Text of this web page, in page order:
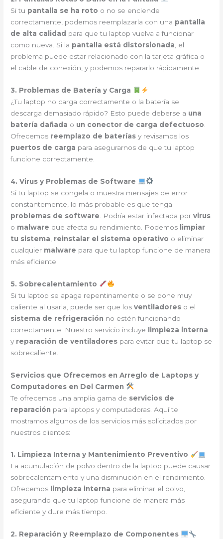
Si tu pantalla se ha roto o no se enciende
correctamente, podemos reemplazarla con una pantalla
de alta calidad para que tu laptop vuelva a funcionar
como nueva. Si la pantalla está distorsionada , el
problema puede estar relacionado con la tarjeta gráfica o
el cable de conexión, y podemos repararlo rápidamente.
3. Problemas de Batería y Carga
¿Tu laptop no carga correctamente o la batería se
descarga demasiado rápido? Esto puede deberse a una
batería dañada o un conector de carga defectuoso
Ofrecemos reemplazo de baterías y revisamos los
puertos de carga para asegurarnos de que tu laptop
funcione correctamente.
4. Virus y Problemas de Software
Si tu laptop se congela o muestra mensajes de error
constantemente, lo más probable es que tenga
problemas de software . Podría estar infectada porvirus
o malware que afecta su rendimiento. Podemos limpiar
tu sistema reinstalar el sistema operativo o eliminar
cualquier malware para que tu laptop funcione de manera
más eficiente.
5. Sobrecalentamiento
Si tu laptop se apaga repentinamente o se pone muy
caliente al usarla, puede ser que losventiladores o el
sistema de refrigeración no estén funcionando
correctamente. Nuestro servicio incluye
limpieza interna
y reparación de ventiladores para evitar que tu laptop se
sobrecaliente.
Servicios que Ofrecemos en Arreglo de Laptops y
Computadores en Del Carmen
Te ofrecemos una amplia gama de servicios de
reparación para laptops y computadoras. Aquí te
mostramos algunos de los servicios más solicitados por
nuestros clientes:
1. Limpieza Interna y Mantenimiento Preventivo
La acumulación de polvo dentro de la laptop puede causar
sobrecalentamiento y una disminución en el rendimiento.
Ofrecemos limpieza interna para eliminar el polvo,
asegurando que tu laptop funcione de manera más
eficiente y dure más tiempo.
2. Reparación y Reemplazo de Componentes